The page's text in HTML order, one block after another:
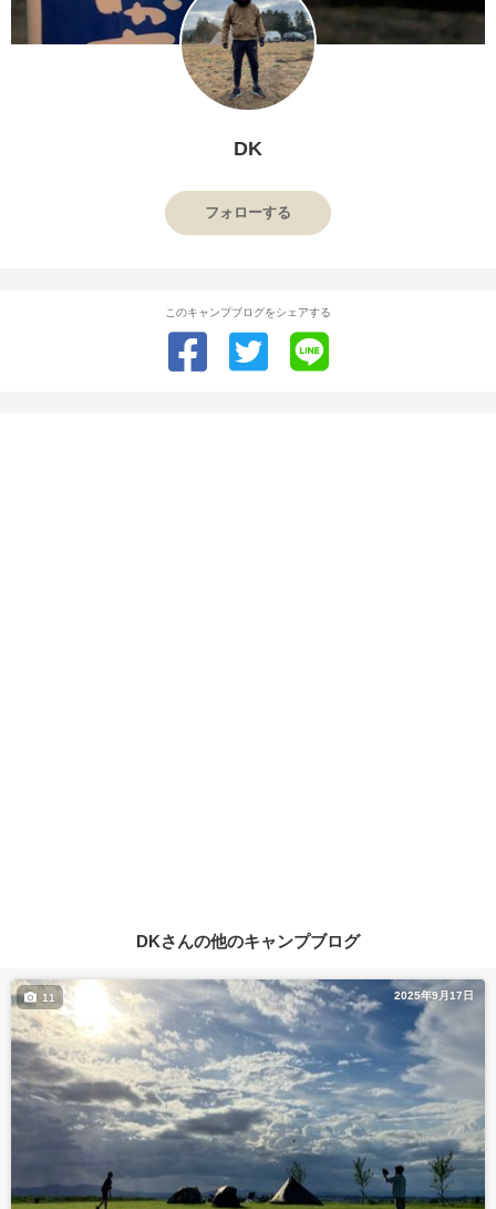
DK
フォローする
このキャンプブログをシェアする
DKさんの他のキャンプブログ
2025年9月17日
11